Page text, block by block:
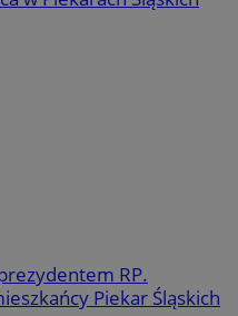
RP.
Piekar Śląskich